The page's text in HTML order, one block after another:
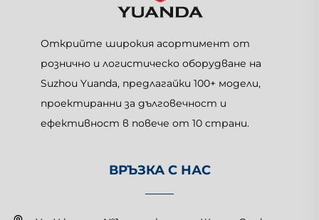
Открийте широкия асортимент от
рознично и логистическо оборудване на
Suzhou Yuanda, предлагайки 100+ модели,
проектиранни за дълговечност и
ефективност в повече от 10 страни.
ВРЪЗКА С НАС